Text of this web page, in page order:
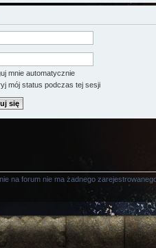
mnie automatycznie
mój status podczas tej sesji
na forum nie ma żadnego